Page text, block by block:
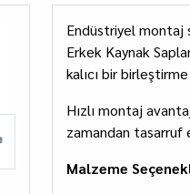
Endüstriyel montaj
Erkek Kaynak
kalıcı bir
Hızlı montaj
zamandan tasarruf
Malzeme